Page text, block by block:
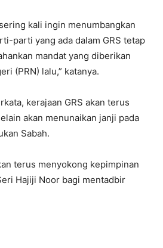
kali ingin menumbangkan
parti yang ada dalam GRS tetap
mandat yang diberikan
(PRN) lalu,” katanya.
kerajaan GRS akan terus
akan menunaikan janji pada
Sabah.
terus menyokong kepimpinan
Hajiji Noor bagi mentadbir